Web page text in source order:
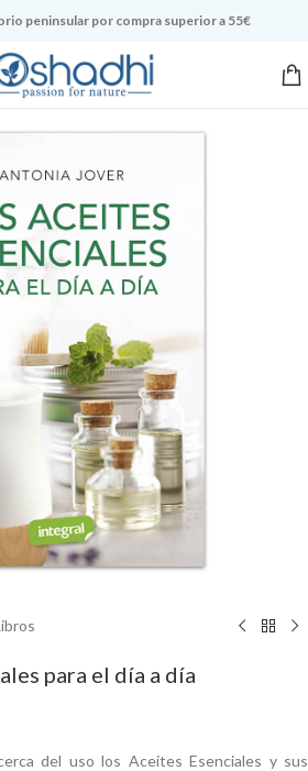
peninsular por compra superior a 55€
para el día a día
del uso los Aceites Esenciales y sus